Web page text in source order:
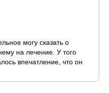
могу сказать о
на лечение. У того
впечатление, что он